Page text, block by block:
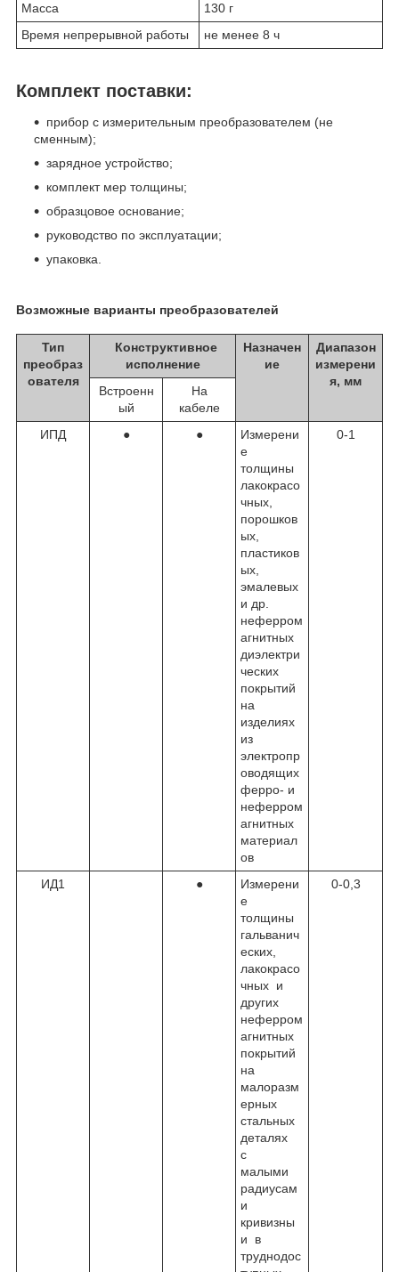
Масса
130 г
Время непрерывной работы
не менее 8 ч
Комплект поставки:
прибор с измерительным преобразователем (не
сменным);
зарядное устройство;
комплект мер толщины;
образцовое основание;
руководство по эксплуатации;
упаковка.
Возможные варианты преобразователей
Тип
преобраз
ователя
Конструктивное
исполнение
Назначен
ие
Диапазон
измерени
я, мм
Встроенн
ый
На
кабеле
ИПД
● ●
Измерени
е
толщины
лакокрасо
чных,
порошков
ых,
пластиков
ых,
эмалевых
и др.
неферром
агнитных
диэлектри
ческих
покрытий
на
изделиях
из
электропр
оводящих
ферро- и
неферром
агнитных
материал
ов
0-1
ИД1 ●
Измерени
е
толщины
гальванич
еских,
лакокрасо
чных и
других
неферром
агнитных
покрытий
на
малоразм
ерных
стальных
деталях
с
малыми
радиусам
и
кривизны
и в
труднодос
0-0,3